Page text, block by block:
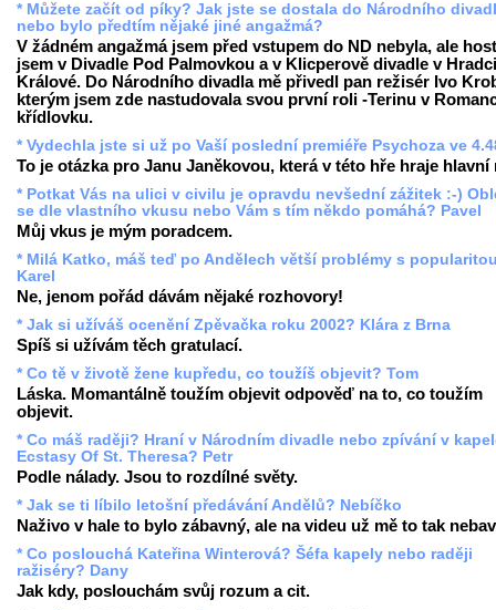
* Můžete začít od píky? Jak jste se dostala do Národního
nebo bylo předtím nějaké jiné angažmá?
V žádném angažmá jsem před vstupem do ND nebyla, ale
jsem v Divadle Pod Palmovkou a v Klicperově divadle v Hradci
Králové. Do Národního divadla mě přivedl pan režisér Ivo
kterým jsem zde nastudovala svou první roli -Terinu v
křídlovku.
* Vydechla jste si už po Vaší poslední premiéře Psychoza ve
To je otázka pro Janu Janěkovou, která v této hře hraje hlavní
* Potkat Vás na ulici v civilu je opravdu nevšední zážitek :-)
se dle vlastního vkusu nebo Vám s tím někdo pomáhá? Pavel
Můj vkus je mým poradcem.
* Milá Katko, máš teď po Andělech větší problémy s
Karel
Ne, jenom pořád dávám nějaké rozhovory!
* Jak si užíváš ocenění Zpěvačka roku 2002? Klára z Brna
Spíš si užívám těch gratulací.
* Co tě v životě žene kupředu, co toužíš objevit? Tom
Láska. Momantálně toužím objevit odpověď na to, co toužím
objevit.
* Co máš raději? Hraní v Národním divadle nebo zpívání v
Ecstasy Of St. Theresa? Petr
Podle nálady. Jsou to rozdílné světy.
* Jak se ti líbilo letošní předávání Andělů? Nebíčko
Naživo v hale to bylo zábavný, ale na videu už mě to tak
* Co poslouchá Kateřina Winterová? Šéfa kapely nebo raději
ražiséry? Dany
Jak kdy, poslouchám svůj rozum a cit.